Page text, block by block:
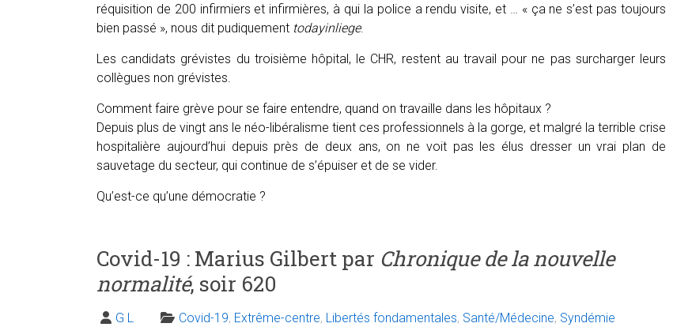
réquisition de 200 infirmiers et infirmières, à qui la police a rendu visite, et … « ça ne s’est pas toujours
bien passé », nous dit pudiquement todayinliege.
Les candidats grévistes du troisième hôpital, le CHR, restent au travail pour ne pas surcharger leurs
collègues non grévistes.
Comment faire grève pour se faire entendre, quand on travaille dans les hôpitaux ?
Depuis plus de vingt ans le néo-libéralisme tient ces professionnels à la gorge, et malgré la terrible crise
hospitalière aujourd’hui depuis près de deux ans, on ne voit pas les élus dresser un vrai plan de
sauvetage du secteur, qui continue de s’épuiser et de se vider.
Qu’est-ce qu’une démocratie ?
Covid-19 : Marius Gilbert par Chronique de la nouvelle
normalité, soir 620
G L Covid-19, Extrême-centre, Libertés fondamentales, Santé/Médecine, Syndémie